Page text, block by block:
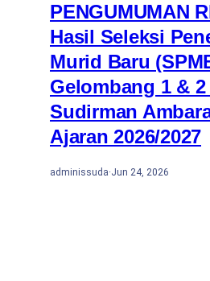
PENGUMUMAN
Hasil Seleksi
Murid Baru
Gelombang 1 &
Sudirman
Ajaran 2026/2027
adminissuda·Jun 24, 2026